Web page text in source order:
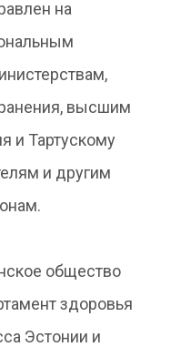
на
высшим
и Тартускому
и другим
общество
здоровья
Эстонии и